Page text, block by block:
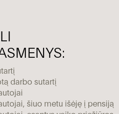
darbo sutartį
šiuo metu išėję į pensiją